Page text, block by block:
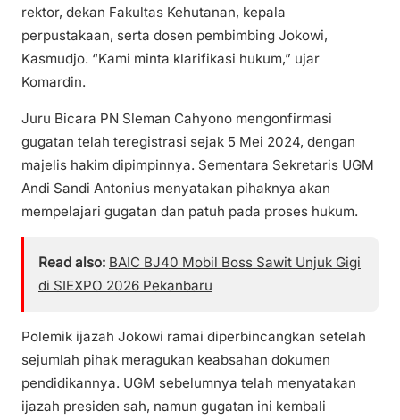
rektor, dekan Fakultas Kehutanan, kepala
perpustakaan, serta dosen pembimbing Jokowi,
Kasmudjo. “Kami minta klarifikasi hukum,” ujar
Komardin.
Juru Bicara PN Sleman Cahyono mengonfirmasi
gugatan telah teregistrasi sejak 5 Mei 2024, dengan
majelis hakim dipimpinnya. Sementara Sekretaris UGM
Andi Sandi Antonius menyatakan pihaknya akan
mempelajari gugatan dan patuh pada proses hukum.
Read also: BAIC BJ40 Mobil Boss Sawit Unjuk Gigi
di SIEXPO 2026 Pekanbaru
Polemik ijazah Jokowi ramai diperbincangkan setelah
sejumlah pihak meragukan keabsahan dokumen
pendidikannya. UGM sebelumnya telah menyatakan
ijazah presiden sah, namun gugatan ini kembali